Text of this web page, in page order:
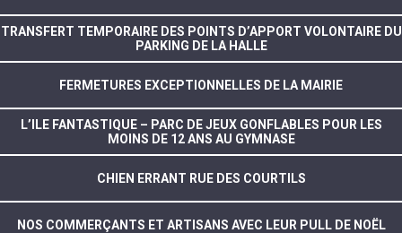
TRANSFERT TEMPORAIRE DES POINTS D’APPORT VOLONTAIRE DU
PARKING DE LA HALLE
FERMETURES EXCEPTIONNELLES DE LA MAIRIE
L’ILE FANTASTIQUE – PARC DE JEUX GONFLABLES POUR LES
MOINS DE 12 ANS AU GYMNASE
CHIEN ERRANT RUE DES COURTILS
NOS COMMERÇANTS ET ARTISANS AVEC LEUR PULL DE NOËL